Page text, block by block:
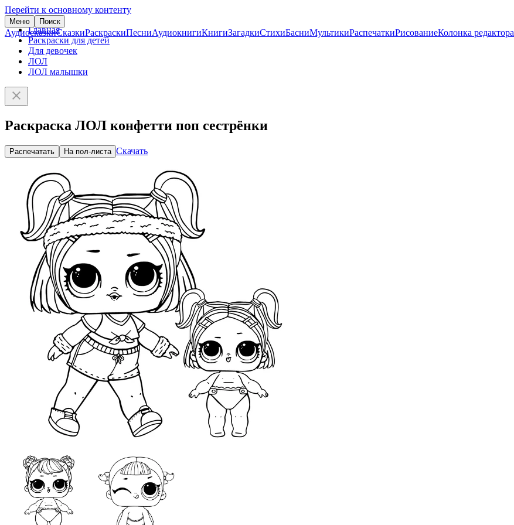
Перейти к основному контенту
Меню Поиск
АудиосказкиСказкиРаскраскиПесниАудиокнигиКнигиЗагадкиСтихиБасниМультикиРаспечаткиРисованиеКолонка редактора
Главная
Раскраски для детей
Для девочек
ЛОЛ
ЛОЛ малышки
Раскраска ЛОЛ конфетти поп сестрёнки
Распечатать На пол-листа Скачать